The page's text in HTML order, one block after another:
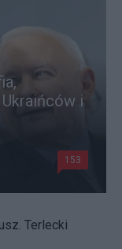
i
153
Terlecki